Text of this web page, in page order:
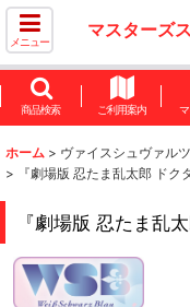
メニュー
マスターズ
商品検索 ご利用案内
ホーム > ヴァイスシュヴァル
>
『劇場版 忍たま乱太郎 ドク
『劇場版 忍たま乱